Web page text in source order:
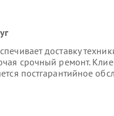
доставку
срочный ремонт.
постгарантийное